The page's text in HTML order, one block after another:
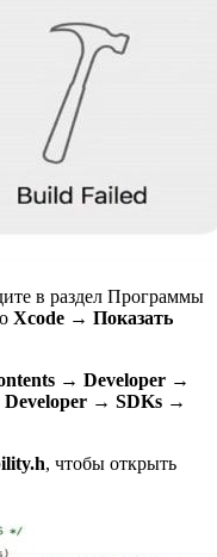
в раздел Программы
Xcode → Показать
→ Developer →
Developer → SDKs →
, чтобы открыть